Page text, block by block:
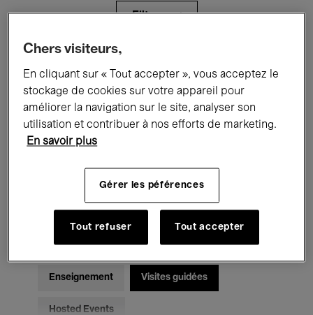
Filtres
Expositions Films Performances
Rencontres & Débats Jazz
Musique électronique
Pour tous Kids’ Palace
Enseignement Visites guidées
Hosted Events
Chers visiteurs,
En cliquant sur « Tout accepter », vous acceptez le
stockage de cookies sur votre appareil pour
améliorer la navigation sur le site, analyser son
utilisation et contribuer à nos efforts de marketing.
En savoir plus
Gérer les péférences
Tout refuser Tout accepter